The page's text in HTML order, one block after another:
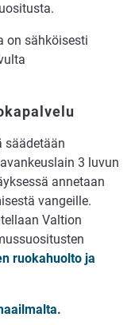
on sähköisesti
säädetään
3 luvun
annetaan
vangeille.
Valtion
ruokahuolto ja